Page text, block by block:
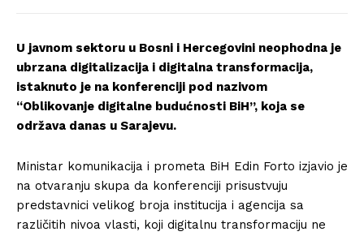
U javnom sektoru u Bosni i Hercegovini neophodna je
ubrzana digitalizacija i digitalna transformacija,
istaknuto je na konferenciji pod nazivom
“Oblikovanje digitalne budućnosti BiH”, koja se
održava danas u Sarajevu.
Ministar komunikacija i prometa BiH Edin Forto izjavio je
na otvaranju skupa da konferenciji prisustvuju
predstavnici velikog broja institucija i agencija sa
različitih nivoa vlasti, koji digitalnu transformaciju ne